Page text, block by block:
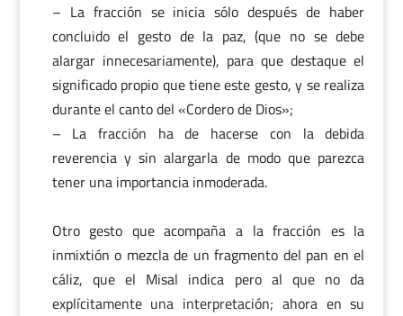
– La fracción se inicia sólo después de haber
concluido el gesto de la paz, (que no se debe
alargar innecesariamente), para que destaque el
significado propio que tiene este gesto, y se realiza
durante el canto del «Cordero de Dios»;
– La fracción ha de hacerse con la debida
reverencia y sin alargarla de modo que parezca
tener una importancia inmoderada.
Otro gesto que acompaña a la fracción es la
inmixtión o mezcla de un fragmento del pan en el
cáliz, que el Misal indica pero al que no da
explícitamente una interpretación; ahora en su